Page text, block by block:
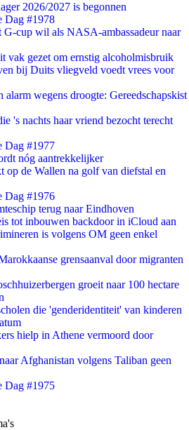
2026/2027 is begonnen
Dag #1978
G-cup wil als NASA-ambassadeur naar
vak gezet om ernstig alcoholmisbruik
bij Duits vliegveld voedt vrees voor
alarm wegens droogte: Gereedschapskist
's nachts haar vriend bezocht terecht
Dag #1977
nóg aantrekkelijker
op de Wallen na golf van diefstal en
Dag #1976
terug naar Eindhoven
tot inbouwen backdoor in iCloud aan
is volgens OM geen enkel
grensaanval door migranten
groeit naar 100 hectare
die 'genderidentiteit' van kinderen
hielp in Athene vermoord door
Afghanistan volgens Taliban geen
Dag #1975